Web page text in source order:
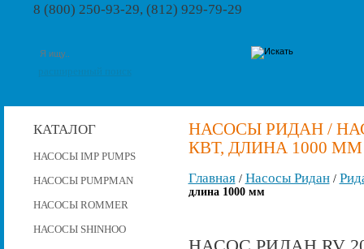
8 (800) 250-93-29, (812) 929-79-29
КАТАЛОГ
НАСОСЫ IMP PUMPS
НАСОСЫ PUMPMAN
НАСОСЫ ROMMER
НАСОСЫ SHINHOO
НАСОСЫ РИДАН /
КВТ, ДЛИНА 1000 ММ
Главная/ Насосы Ридан/
длина 1000 мм